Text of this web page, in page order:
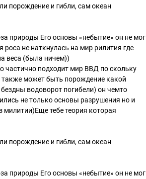
порождение и гибли, сам океан
природы Его основы «небытие» он не мог
не наткнулась на мир рилития где
веса (была ничем))
частично подходит мир ВВД по скольку
также может быть порождение какой
водоворот погибели) он чемто
не только основы разрушения но и
тебе теория которая
порождение и гибли, сам океан
природы Его основы «небытие» он не мог